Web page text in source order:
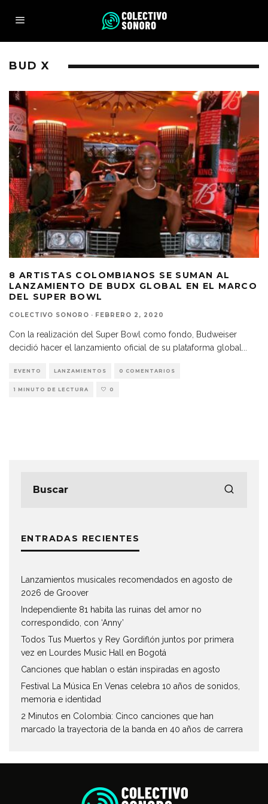
BUD X
8 ARTISTAS COLOMBIANOS SE SUMAN AL
LANZAMIENTO DE BUDX GLOBAL EN EL MARCO
DEL SUPER BOWL
COLECTIVO SONORO · FEBRERO 2, 2020
Con la realización del Super Bowl como fondo, Budweiser
decidió hacer el lanzamiento oficial de su plataforma global
EVENTO LANZAMIENTOS 0 COMENTARIOS
1 MINUTO DE LECTURA 0
ENTRADAS RECIENTES
Lanzamientos musicales recomendados en agosto de
2026 de Groover
Independiente 81 habita las ruinas del amor no
correspondido, con ‘Anny’
Todos Tus Muertos y Rey Gordiflón juntos por primera
vez en Lourdes Music Hall en Bogotá
Canciones que hablan o están inspiradas en agosto
Festival La Música En Venas celebra 10 años de sonidos,
memoria e identidad
2 Minutos en Colombia: Cinco canciones que han
marcado la trayectoria de la banda en 40 años de carrera